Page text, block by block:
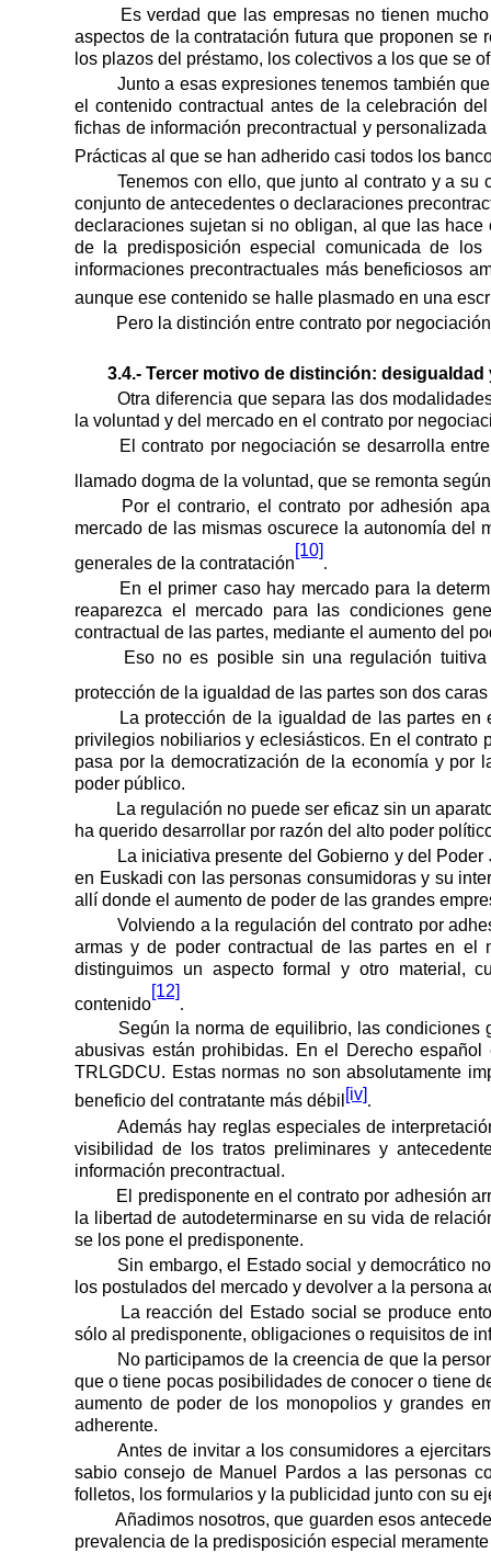
Es verdad que las empresas no tienen
aspectos de la contratación futura que proponen
los plazos del préstamo, los colectivos a los que se
Junto a esas expresiones tenemos también
el contenido contractual antes de la celebración
fichas de información precontractual y
Prácticas al que se han adherido casi todos los
Tenemos con ello, que junto al contrato y a
conjunto de antecedentes o declaraciones
declaraciones sujetan si no obligan, al que las
de la predisposición especial comunicada de
informaciones precontractuales más beneficiosos
aunque ese contenido se halle plasmado en una
Pero la distinción entre contrato por
3.4.- Tercer motivo de distinción:
Otra diferencia que separa las dos
la voluntad y del mercado en el contrato por
El contrato por negociación se desarrolla
llamado dogma de la voluntad, que se remonta
Por el contrario, el contrato por adhesión
mercado de las mismas oscurece la autonomía del
generales de la contratación
[10]
.
En el primer caso hay mercado para la
reaparezca el mercado para las condiciones
contractual de las partes, mediante el aumento del
Eso no es posible sin una regulación
protección de la igualdad de las partes son dos
La protección de la igualdad de las partes
privilegios nobiliarios y eclesiásticos. En el contrato
pasa por la democratización de la economía y por
poder público.
La regulación no puede ser eficaz sin un
ha querido desarrollar por razón del alto poder
La iniciativa presente del Gobierno y del
en Euskadi con las personas consumidoras y su
allí donde el aumento de poder de las grandes
Volviendo a la regulación del contrato por
armas y de poder contractual de las partes en el
distinguimos un aspecto formal y otro material,
contenido
[12]
Según la norma de equilibrio, las condiciones
abusivas están prohibidas. En el Derecho
TRLGDCU. Estas normas no son absolutamente
beneficio del contratante más débil [iv].
Además hay reglas especiales de
visibilidad de los tratos preliminares y
información precontractual.
El predisponente en el contrato por adhesión
la libertad de autodeterminarse en su vida de
se los pone el predisponente.
Sin embargo, el Estado social y democrático
los postulados del mercado y devolver a la persona
La reacción del Estado social se produce
sólo al predisponente, obligaciones o requisitos de
No participamos de la creencia de que la
que o tiene pocas posibilidades de conocer o tiene
aumento de poder de los monopolios y grandes
adherente.
Antes de invitar a los consumidores a
sabio consejo de Manuel Pardos a las personas
folletos, los formularios y la publicidad junto con su
Añadimos nosotros, que guarden esos
prevalencia de la predisposición especial